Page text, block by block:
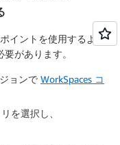
イントを使用するよう
があります。
ョンで WorkSpaces コ
を選択し、